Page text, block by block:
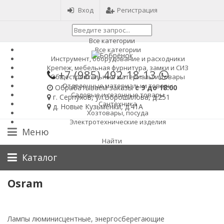
Вход Регистрация
Все категории
Все категории
Инструмент, оборудование и расходники
Крепеж, мебельная фурнитура, замки и СИЗ
Общестроительные материалы и товары
Отделочные материалы и товары
Садовые и сезонные товары
Сантехника
Хозтовары, посуда
Электротехнические изделия
Найти
+7 (985)492-18-13
Обрабатываем заказыс 9 до 18:00
г. Серпухов, ул.Ворошилова, д.251
д. Новые Кузьменки, д.41А
Меню
Каталог
Osram
Лампы люминисцентные, энергосберегающие